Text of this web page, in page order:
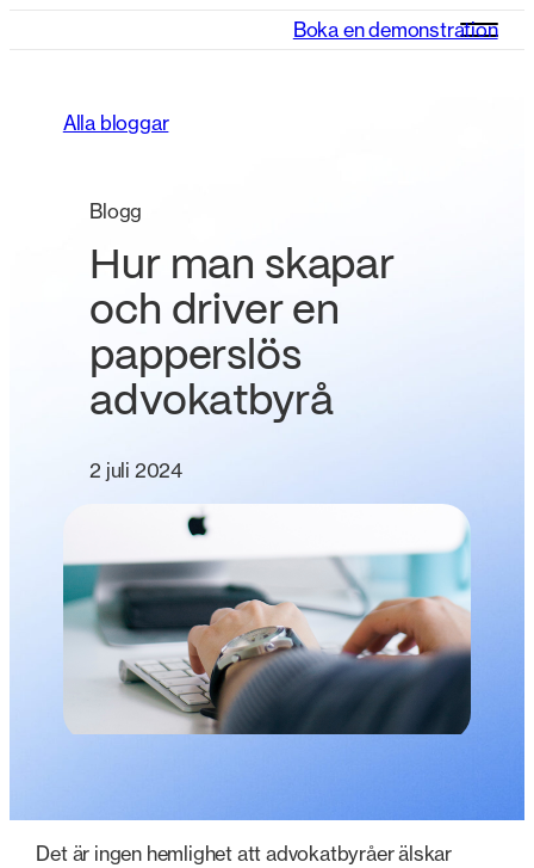
Boka en demonstration
Alla bloggar
Blogg
Hur man skapar
och driver en
papperslös
advokatbyrå
2 juli 2024
Det är ingen hemlighet att advokatbyråer älskar